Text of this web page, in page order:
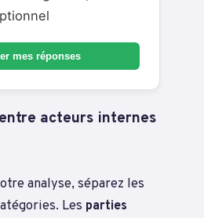
mes réponses
acteurs internes
analyse, séparez les
Les parties